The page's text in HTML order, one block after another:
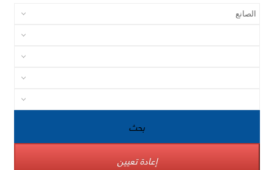
بحث
إعادة تعيين